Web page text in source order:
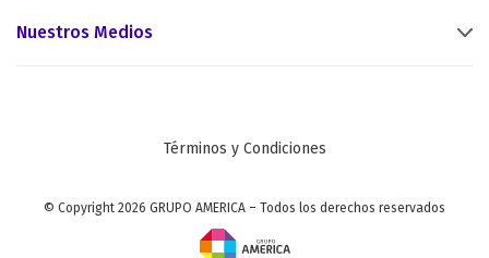
Nuestros Medios
Términos y Condiciones
© Copyright 2026 GRUPO AMERICA – Todos los derechos reservados